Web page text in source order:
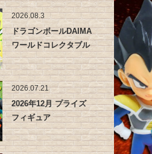
2026.08.3
ドラゴンボールDAIMA
ワールドコレクタブル
フィ…
2026.07.21
2026年12月 プライズ
フィギュア